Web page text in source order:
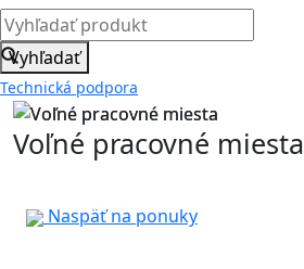
Vyhľadať
Technická podpora
Voľné pracovné miesta
Naspäť na ponuky